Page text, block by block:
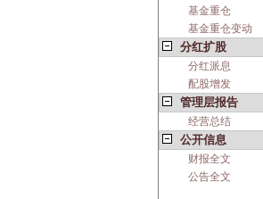
基金重仓
基金重仓变动
分红扩股
分红派息
配股增发
管理层报告
经营总结
公开信息
财报全文
公告全文